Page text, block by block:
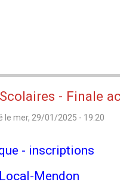
- Finale
le mer, 29/01/2025 - 19:20
- inscriptions
Mendon